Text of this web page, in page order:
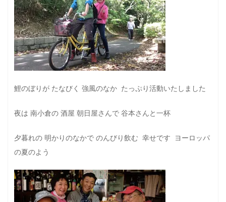
鯉のぼりが たなびく 強風のなか たっぷり活動いたしました
夜は 南小倉の 酒屋 朝日屋さんで 谷本さんと一杯
夕暮れの 明かりのなかで のんびり飲む 幸せです ヨーロッパ
の夏のよう